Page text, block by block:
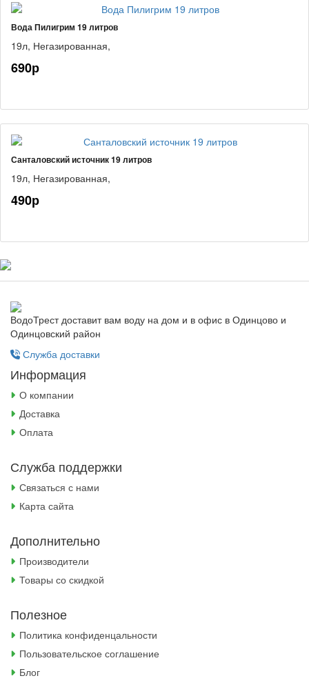
Вода Пилигрим 19 литров
19л, Негазированная,
690р
Санталовский источник 19 литров
19л, Негазированная,
490р
ВодоТрест доставит вам воду на дом и в офис в Одинцово и
Одинцовский район
Служба доставки
Информация
О компании
Доставка
Оплата
Служба поддержки
Связаться с нами
Карта сайта
Дополнительно
Производители
Товары со скидкой
Полезное
Политика конфиденцальности
Пользовательское соглашение
Блог